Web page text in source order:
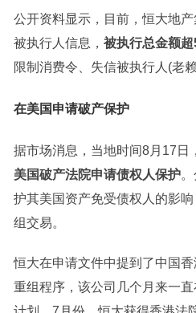
公开资料显示，目前，恒大地
被执行人信息， 被执行总金额
限制消费令、失信被执行人(老
在美国申请破产保护
据市场消息，当地时间8月17日
美国破产法院申请债权人保护。
护其美国资产免受债权人的影
组交易。
恒大在申请文件中提到了中国
重组程序，该公司几个月来一